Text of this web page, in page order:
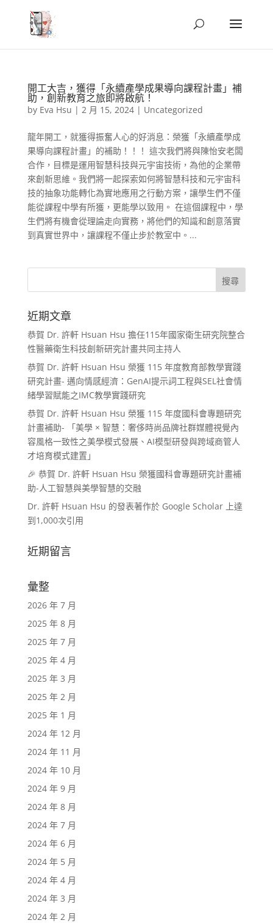
開工大吉，獲得「永續產學成果導向課程計畫」補
助，創新教育之旅即將啟航！
by Eva Hsu | 2 月 15, 2024| Uncategorized
龍年開工，就獲得振奮人心的好消息：榮獲「永續產學成
果導向課程計畫」的補助！！！ 這次我們將與陳怡安老闆
合作，目標是運用智慧科技與元宇宙技術，為他的企業帶
來創新思維。我們將一起探索如何將智慧科技和元宇宙科
技的抽象功能轉化為實地應用之行動方案，讓學生們不僅
能從課程中學有所獲，更能學以致用。 在這個課程中，學
生們將有機會從理論走向實務，將他們的知識和創意落實
到真實世界中，讓課程不僅止步於教室中。...
近期文章
恭賀 Dr. 許軒 Hsuan Hsu 擔任115年國家衛生研究院整合
性醫藥衛生科技創新研究計畫共同主持人
恭賀 Dr. 許軒 Hsuan Hsu 榮獲 115 年度教育部教學實踐
研究計畫- 邁向情感經濟：GenAI提示詞工程與SEL社會情
緒學習賦能之IMC教學實踐研究
恭賀 Dr. 許軒 Hsuan Hsu 榮獲 115 年度國科會專題研究
計畫補助- 「美學 × 智慧：奢侈時尚品牌社群媒體視覺內
容風格一致性之美學模式發展、AI模型研發與跨域商管人
才培育模式建置」
🎉 恭賀 Dr. 許軒 Hsuan Hsu 榮獲國科會專題研究計畫補
助-人工智慧與美學智慧的交融
Dr. 許軒 Hsuan Hsu 的發表著作於 Google Scholar 上達
到1,000次引用
近期留言
彙整
2026 年 7 月
2025 年 8 月
2025 年 7 月
2025 年 4 月
2025 年 3 月
2025 年 2 月
2025 年 1 月
2024 年 12 月
2024 年 11 月
2024 年 10 月
2024 年 9 月
2024 年 8 月
2024 年 7 月
2024 年 6 月
2024 年 5 月
2024 年 4 月
2024 年 3 月
2024 年 2 月